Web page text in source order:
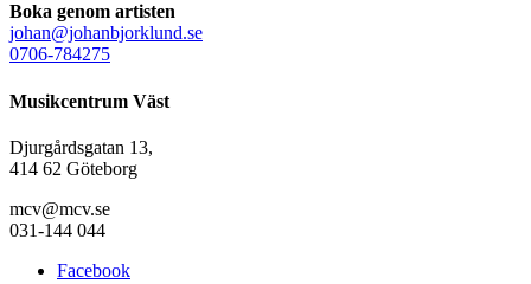
Boka genom artisten
johan@johanbjorklund.se
0706-784275
Musikcentrum Väst
Djurgårdsgatan 13,
414 62 Göteborg
mcv@mcv.se
031-144 044
Facebook